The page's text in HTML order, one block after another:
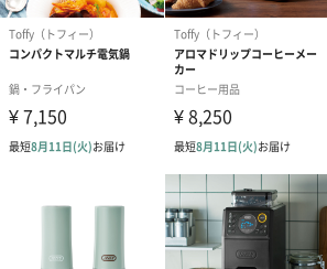
付属品
レシピブック、ユーザーズガイド
商品オプション情報
お渡し用の紙袋です。
商品に合わせたサイズをお届けします。